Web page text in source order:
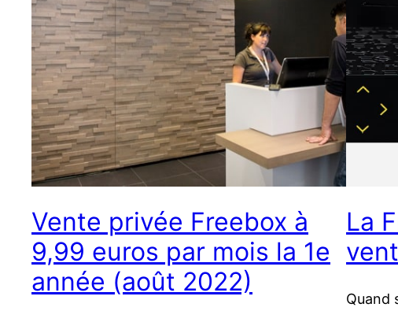
Vente privée Freebox à
9,99 euros par mois la 1e
année (août 2022)
La
Quand